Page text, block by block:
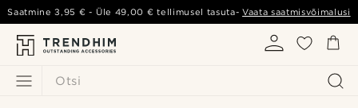
Otsi
Saatmine3,95 € - Üle 49,00 € tellimusel tasuta-Vaata saatmisvõimalusi